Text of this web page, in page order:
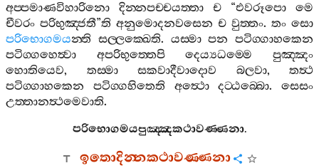
අප‍්පමාණවිහාරිනො
දින‍්නපච‍්චයත‍්තා ච “එවරූපො
මෙ
චීවරං පරිභුඤ‍්ජතී”ති අනුමොදනවසෙන ච වුත‍්තං. තං සො
පරිභොගමයන‍්ති සල‍්ලක‍්ඛෙති. යස‍්මා පන පටිග‍්ගාහකෙන
පටිග‍්ගහෙත්‍වා
අපරිභුත‍්තෙපි දෙය්‍යධම‍්මෙ
පුඤ‍්ඤං
හොතියෙව, තස‍්මා සකවාදීවාදොව බලවා, තත්‍ථ
පටිග‍්ගාහකෙන
පටිග‍්ගහිතෙති අත්‍ථො දට‍්ඨබ‍්බො. සෙසං
උත‍්තානත්‍ථමෙවාති.
පරිභොගමයපුඤ‍්ඤකථාවණ‍්ණනා.
ඉතොදින‍්නකථාවණ‍්ණනා